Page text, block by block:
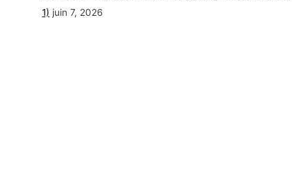
1) juin 7, 2026